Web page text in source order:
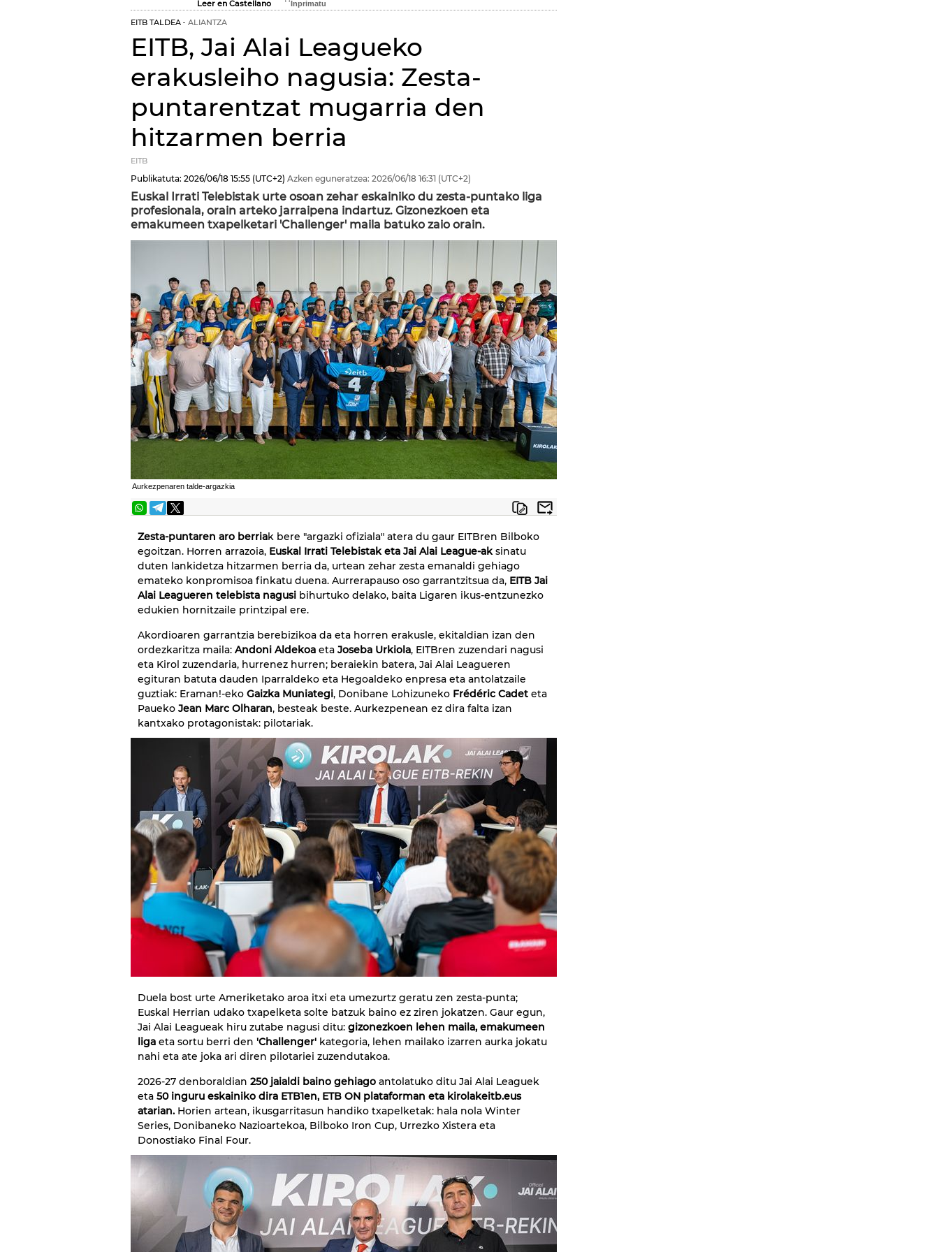
Leer en Castellano
EITB TALDEA ALIANTZA
EITB, Jai Alai Leagueko
erakusleiho nagusia: Zesta-
puntarentzat mugarria den
hitzarmen berria
EITB
Publikatuta: 2026/06/18 15:55 (UTC+2) Azken eguneratzea: 2026/06/18 16:31 (UTC+2)
Euskal Irrati Telebistak urte osoan zehar eskainiko du zesta-puntako liga
profesionala, orain arteko jarraipena indartuz. Gizonezkoen eta
emakumeen txapelketari 'Challenger' maila batuko zaio orain.
Aurkezpenaren talde-argazkia
Zesta-puntaren aro berriak bere "argazki ofiziala" atera du gaur EITBren Bilboko
egoitzan. Horren arrazoia, Euskal Irrati Telebistak eta Jai Alai League-aksinatu
duten lankidetza hitzarmen berria da, urtean zehar zesta emanaldi gehiago
emateko konpromisoa finkatu duena. Aurrerapauso oso garrantzitsua da, EITB Jai
Alai Leagueren telebista nagusi bihurtuko delako, baita Ligaren ikus-entzunezko
edukien hornitzaile printzipal ere.
Akordioaren garrantzia berebizikoa da eta horren erakusle, ekitaldian izan den
ordezkaritza maila: Andoni Aldekoa eta Joseba Urkiola, EITBren zuzendari nagusi
eta Kirol zuzendaria, hurrenez hurren; beraiekin batera, Jai Alai Leagueren
egituran batuta dauden Iparraldeko eta Hegoaldeko enpresa eta antolatzaile
guztiak: Eraman!-eko Gaizka Muniategi, Donibane Lohizuneko Frédéric Cadet eta
Paueko Jean Marc Olharan, besteak beste. Aurkezpenean ez dira falta izan
kantxako protagonistak: pilotariak.
Duela bost urte Ameriketako aroa itxi eta umezurtz geratu zen zesta-punta;
Euskal Herrian udako txapelketa solte batzuk baino ez ziren jokatzen. Gaur egun,
Jai Alai Leagueak hiru zutabe nagusi ditu: gizonezkoen lehen maila, emakumeen
liga eta sortu berri den 'Challenger' kategoria, lehen mailako izarren aurka jokatu
nahi eta ate joka ari diren pilotariei zuzendutakoa.
2026-27 denboraldian 250 jaialdi baino gehiago antolatuko ditu Jai Alai Leaguek
eta 50 inguru eskainiko dira ETB1en, ETB ON plataforman eta kirolakeitb.eus
atarian. Horien artean, ikusgarritasun handiko txapelketak: hala nola Winter
Series, Donibaneko Nazioartekoa, Bilboko Iron Cup, Urrezko Xistera eta
Donostiako Final Four.